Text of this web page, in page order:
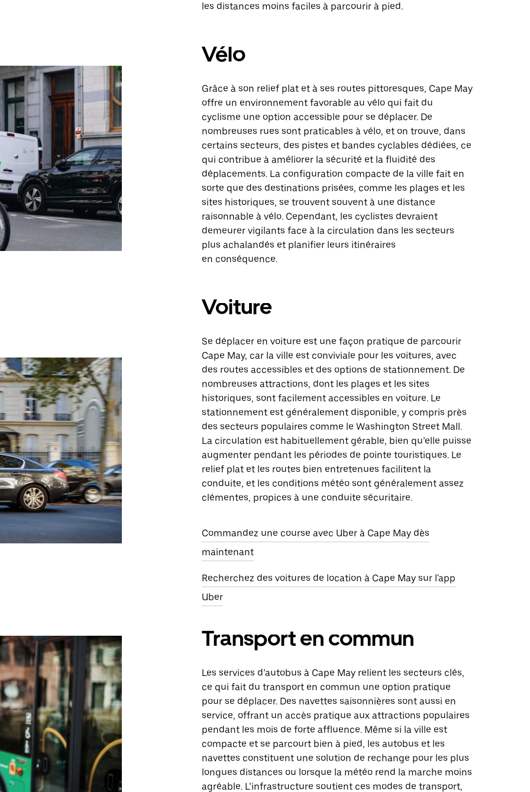
les distances moins faciles à parcourir à pied.
Vélo
Grâce à son relief plat et à ses routes pittoresques, Cape May
offre un environnement favorable au vélo qui fait du
cyclisme une option accessible pour se déplacer. De
nombreuses rues sont praticables à vélo, et on trouve, dans
certains secteurs, des pistes et bandes cyclables dédiées, ce
qui contribue à améliorer la sécurité et la fluidité des
déplacements. La configuration compacte de la ville fait en
sorte que des destinations prisées, comme les plages et les
sites historiques, se trouvent souvent à une distance
raisonnable à vélo. Cependant, les cyclistes devraient
demeurer vigilants face à la circulation dans les secteurs
plus achalandés et planifier leurs itinéraires
en conséquence.
Voiture
Se déplacer en voiture est une façon pratique de parcourir
Cape May, car la ville est conviviale pour les voitures, avec
des routes accessibles et des options de stationnement. De
nombreuses attractions, dont les plages et les sites
historiques, sont facilement accessibles en voiture. Le
stationnement est généralement disponible, y compris près
des secteurs populaires comme le Washington Street Mall.
La circulation est habituellement gérable, bien qu’elle puisse
augmenter pendant les périodes de pointe touristiques. Le
relief plat et les routes bien entretenues facilitent la
conduite, et les conditions météo sont généralement assez
clémentes, propices à une conduite sécuritaire.
Commandez une course avec Uber à Cape May dès
maintenant
Recherchez des voitures de location à Cape May sur l'app
Uber
Transport en commun
Les services d’autobus à Cape May relient les secteurs clés,
ce qui fait du transport en commun une option pratique
pour se déplacer. Des navettes saisonnières sont aussi en
service, offrant un accès pratique aux attractions populaires
pendant les mois de forte affluence. Même si la ville est
compacte et se parcourt bien à pied, les autobus et les
navettes constituent une solution de rechange pour les plus
longues distances ou lorsque la météo rend la marche moins
agréable. L’infrastructure soutient ces modes de transport,